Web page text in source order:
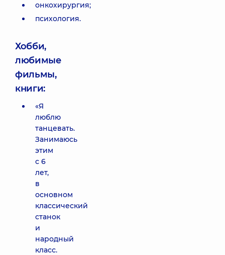
онкохирургия;
психология.
Хобби,
любимые
фильмы,
книги:
«Я
люблю
танцевать.
Занимаюсь
этим
с 6
лет,
в
основном
классический
станок
и
народный
класс.